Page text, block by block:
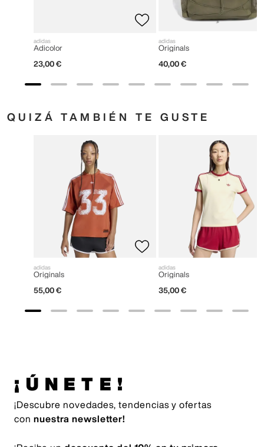
adidas
Adicolor
23,00 €
adidas
Originals
40,00 €
QUIZÁ TAMBIÉN TE GUSTE
adidas
Originals
55,00 €
adidas
Originals
35,00 €
¡ÚNETE!
¡Descubre novedades, tendencias y ofertas
con nuestra newsletter!